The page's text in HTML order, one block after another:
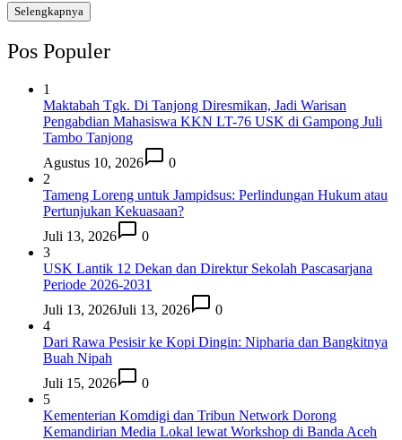
Selengkapnya
Pos Populer
1
Maktabah Tgk. Di Tanjong Diresmikan, Jadi Warisan
Pengabdian Mahasiswa KKN LT-76 USK di Gampong Juli
Tambo Tanjong
Agustus 10, 2026
0
2
Tameng Loreng untuk Jampidsus: Perlindungan Hukum atau
Pertunjukan Kekuasaan?
Juli 13, 2026
0
3
USK Lantik 12 Dekan dan Direktur Sekolah Pascasarjana
Periode 2026-2031
Juli 13, 2026Juli 13, 2026
0
4
Dari Rawa Pesisir ke Kopi Dingin: Nipharia dan Bangkitnya
Buah Nipah
Juli 15, 2026
0
5
Kementerian Komdigi dan Tribun Network Dorong
Kemandirian Media Lokal lewat Workshop di Banda Aceh